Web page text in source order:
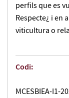
perfils que es
Respecte¿ i en
viticultura o
Codi:
MCESBIEA-I1-